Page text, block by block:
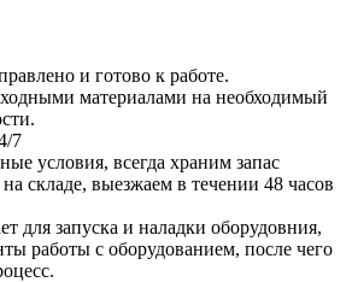
и готово к работе.
материалами на необходимый
7
условия, всегда храним запас
складе, выезжаем в течении 48 часов
для запуска и наладки оборудовния,
работы с оборудованием, после чего